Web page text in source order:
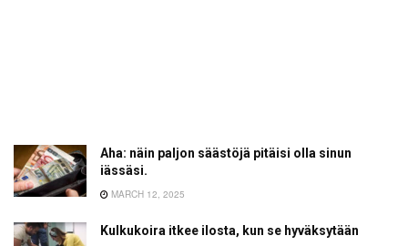
Aha: näin paljon säästöjä pitäisi olla sinun
iässäsi.
MARCH 12, 2025
Kulkukoira itkee ilosta, kun se hyväksytään